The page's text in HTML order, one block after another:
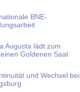
BNE-
Augusta lädt zum
Goldenen Saal
und Wechsel bei